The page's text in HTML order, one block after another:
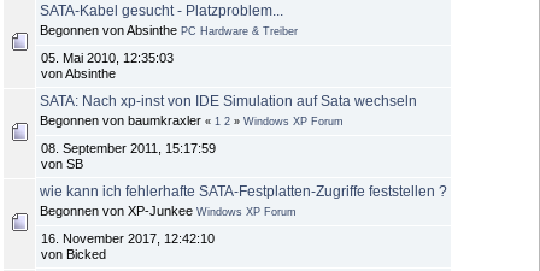
SATA-Kabel gesucht - Platzproblem...
Begonnen von Absinthe PC Hardware & Treiber
05. Mai 2010, 12:35:03
von Absinthe
SATA: Nach xp-inst von IDE Simulation auf Sata wechseln
Begonnen von baumkraxler « 1 2 » Windows XP Forum
08. September 2011, 15:17:59
von SB
wie kann ich fehlerhafte SATA-Festplatten-Zugriffe feststellen ?
Begonnen von XP-Junkee Windows XP Forum
16. November 2017, 12:42:10
von Bicked